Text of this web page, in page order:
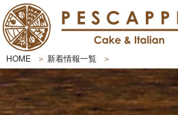
HOME 新着情報一覧